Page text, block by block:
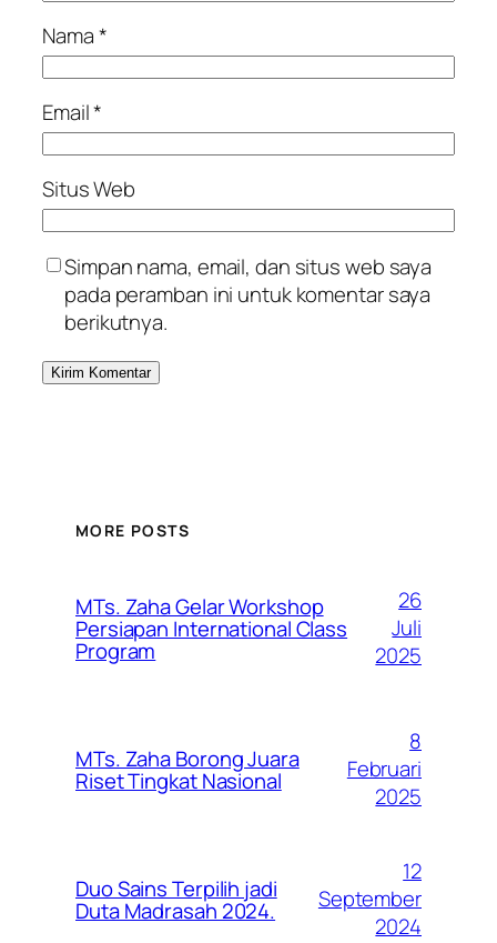
Nama*
Email*
Situs Web
Simpan nama, email, dan situs web saya
pada peramban ini untuk komentar saya
berikutnya.
MORE POSTS
MTs. Zaha Gelar Workshop
Persiapan International Class
Program
26
Juli
2025
MTs. Zaha Borong Juara
Riset Tingkat Nasional
8
Februari
2025
Duo Sains Terpilih jadi
Duta Madrasah 2024.
12
September
2024